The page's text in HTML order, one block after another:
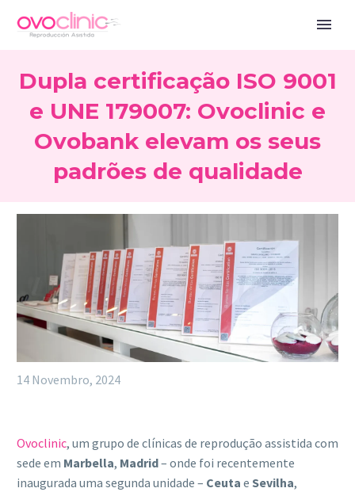
Dupla certificação ISO 9001
e UNE 179007: Ovoclinic e
Ovobank elevam os seus
padrões de qualidade
14 Novembro, 2024
Ovoclinic, um grupo de clínicas de reprodução assistida com
sede em Marbella, Madrid– onde foi recentemente
inaugurada uma segunda unidade – Ceuta e Sevilha,